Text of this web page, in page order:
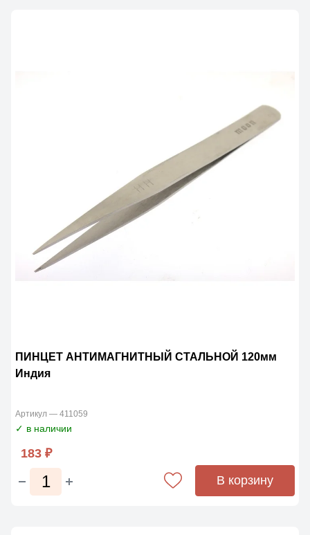
ПИНЦЕТ АНТИМАГНИТНЫЙ СТАЛЬНОЙ 120мм
Индия
Артикул — 411059
✓ в наличии
183 ₽
В корзину